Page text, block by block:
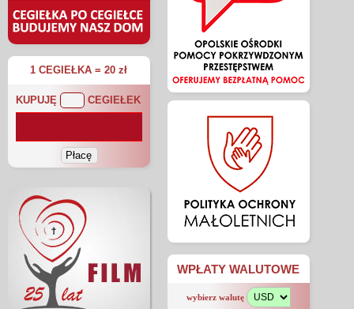
1 CEGIEŁKA = 20 zł
KUPUJĘ CEGIEŁEK
WPŁATY WALUTOWE
wybierz walutę